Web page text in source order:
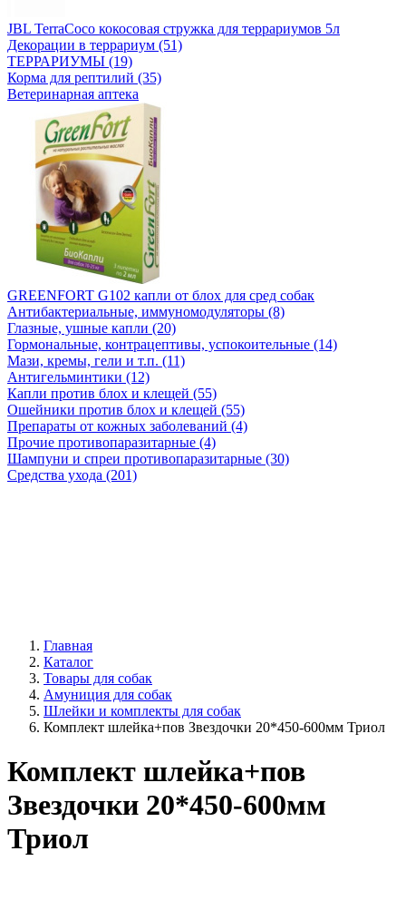
JBL TerraCoco кокосовая стружка для террариумов 5л
Декорации в террариум (51)
ТЕРРАРИУМЫ (19)
Корма для рептилий (35)
Ветеринарная аптека
GREENFORT G102 капли от блох для сред собак
Антибактериальные, иммуномодуляторы (8)
Глазные, ушные капли (20)
Гормональные, контрацептивы, успокоительные (14)
Мази, кремы, гели и т.п. (11)
Антигельминтики (12)
Капли против блох и клещей (55)
Ошейники против блох и клещей (55)
Препараты от кожных заболеваний (4)
Прочие противопаразитарные (4)
Шампуни и спреи противопаразитарные (30)
Средства ухода (201)
Главная
Каталог
Товары для собак
Амуниция для собак
Шлейки и комплекты для собак
Комплект шлейка+пов Звездочки 20*450-600мм Триол
Комплект шлейка+пов
Звездочки 20*450-600мм
Триол